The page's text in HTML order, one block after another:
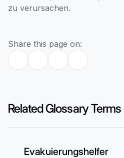
zu verursachen.
Share this page on:
Related Glossary Terms
Evakuierungshelfer